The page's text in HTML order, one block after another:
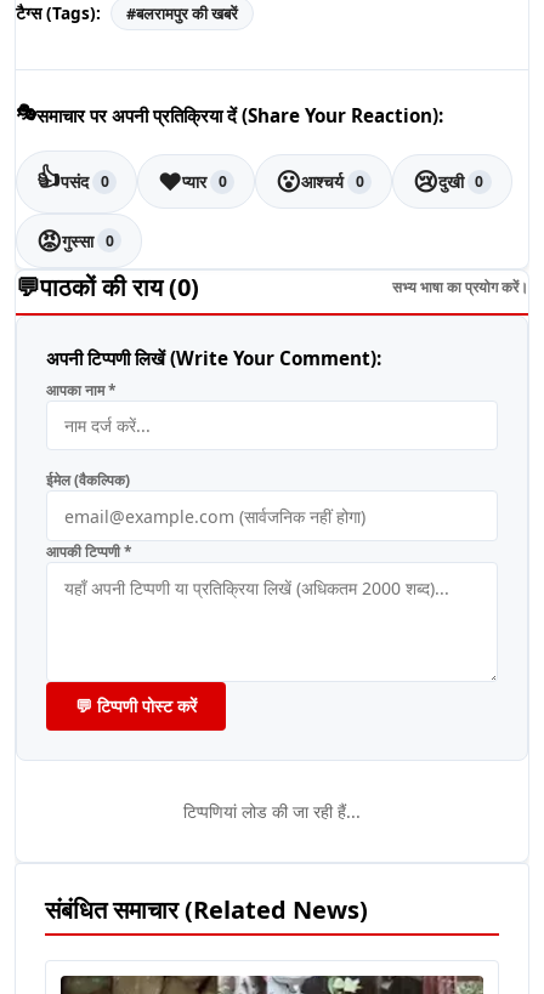
टैग्स (Tags): #बलरामपुर की खबरें
🎭समाचार पर अपनी प्रतिक्रिया दें (Share Your Reaction):
👍पसंद 0 ❤️प्यार 0 😮आश्चर्य 0 😢दुखी 0
😡गुस्सा 0
💬पाठकों की राय (0) सभ्य भाषा का प्रयोग करें।
अपनी टिप्पणी लिखें (Write Your Comment):
आपका नाम *
ईमेल (वैकल्पिक)
आपकी टिप्पणी *
💬 टिप्पणी पोस्ट करें
टिप्पणियां लोड की जा रही हैं...
संबंधित समाचार (Related News)